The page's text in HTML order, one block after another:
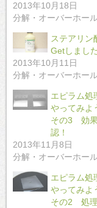
2013年10月18日
分解・オーバーホー
ステアリン
Getしました
2013年10月11日
分解・オーバーホー
エピラム処
やってみ
その3 効
認！
2013年11月8日
分解・オーバーホー
エピラム処
やってみ
その2 処